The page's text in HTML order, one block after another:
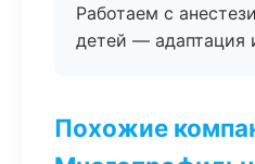
Работаем с
детей — адаптация
Похожие